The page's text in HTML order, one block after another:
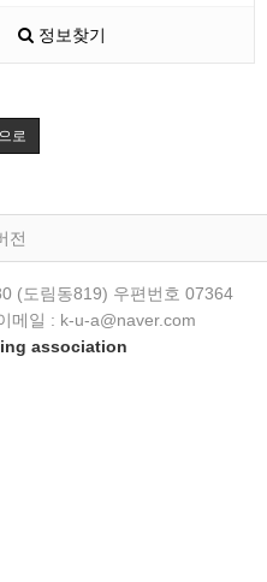
정보찾기
로
전
(도림동819) 우편번호 07364
메일 : k-u-a@naver.com
association